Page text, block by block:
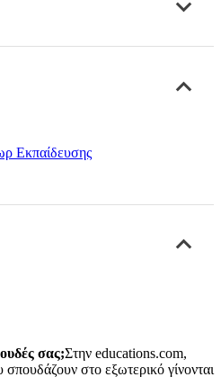
Εκπαίδευσης
σας;Στην educations.com,
σπουδάζουν στο εξωτερικό γίνονται